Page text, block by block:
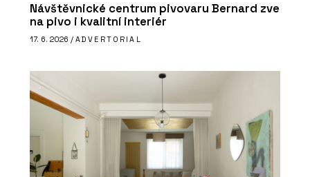
Návštěvnické centrum pivovaru Bernard zve
na pivo i kvalitní interiér
17. 6. 2026 / ADVERTORIAL